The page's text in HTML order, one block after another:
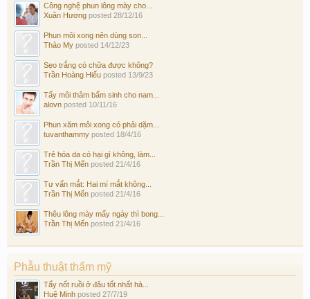
Công nghệ phun lông mày cho...
Xuân Hương posted 28/12/16
Phun môi xong nên dùng son...
Thảo My posted 14/12/23
Sẹo trắng có chữa được không?
Trần Hoàng Hiếu posted 13/9/23
Tẩy môi thâm bẩm sinh cho nam...
alovn posted 10/11/16
Phun xăm môi xong có phải dặm...
tuvanthammy posted 18/4/16
Trẻ hóa da có hại gì không, làm...
Trần Thị Mến posted 21/4/16
Tư vấn mắt: Hai mí mắt không...
Trần Thị Mến posted 21/4/16
Thêu lông mày mấy ngày thì bong...
Trần Thị Mến posted 21/4/16
Phẫu thuật thẩm mỹ
Tẩy nốt ruồi ở đâu tốt nhất hà...
Huệ Minh posted 27/7/19